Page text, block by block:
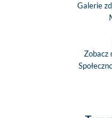
Galerie
Zobacz